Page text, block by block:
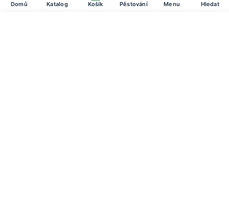
Domů Katalog Košík Pěstování Menu Hledat